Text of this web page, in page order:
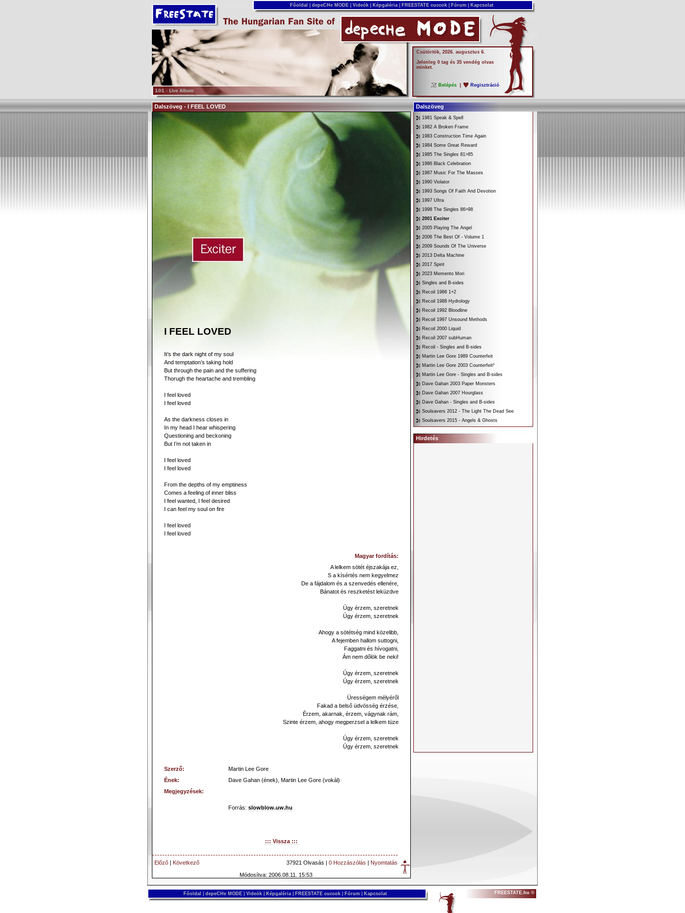
Főoldal depeCHe MODE Videók Képgaléria FREESTATE cuccok Fórum Kapcsolat
Csütörtök, 2026. augusztus 6.
Jelenleg 0 tag és 35 vendég olvas
minket.
Belépés Regisztráció
Dalszöveg - I FEEL LOVED Dalszöveg
I FEEL LOVED
It’s the dark night of my soul
And temptation’s taking hold
But through the pain and the suffering
Thorugh the heartache and trembling
I feel loved
I feel loved
As the darkness closes in
In my head I hear whispering
Questioning and beckoning
But I’m not taken in
I feel loved
I feel loved
From the depths of my emptiness
Comes a feeling of inner bliss
I feel wanted, I feel desired
I can feel my soul on fire
I feel loved
I feel loved
Magyar fordítás:
A lelkem sötét éjszakája ez,
S a kísértés nem kegyelmez
De a fájdalom és a szenvedés ellenére,
Bánatot és reszketést leküzdve
Úgy érzem, szeretnek
Úgy érzem, szeretnek
Ahogy a sötétség mind közelibb,
A fejemben hallom suttogni,
Faggatni és hívogatni,
Ám nem dőlök be neki!
Úgy érzem, szeretnek
Úgy érzem, szeretnek
Ürességem mélyéről
Fakad a belső üdvösség érzése,
Érzem, akarnak, érzem, vágynak rám,
Szinte érzem, ahogy megperzsel a lelkem tüze
Úgy érzem, szeretnek
Úgy érzem, szeretnek
Szerző:
Martin Lee Gore
Ének:
Dave Gahan (ének), Martin Lee Gore (vokál)
Megjegyzések:
Forrás: slowblow.uw.hu
::: Vissza :::
Előző | Következő 37921 Olvasás | 0 Hozzászólás | Nyomtatás
Módosítva: 2006.08.11. 15:53
1981 Speak & Spell
1982 A Broken Frame
1983 Construction Time Again
1984 Some Great Reward
1985 The Singles 81>85
1986 Black Celebration
1987 Music For The Masses
1990 Violator
1993 Songs Of Faith And Devotion
1997 Ultra
1998 The Singles 86>98
2001 Exciter
2005 Playing The Angel
2006 The Best Of - Volume 1
2009 Sounds Of The Universe
2013 Delta Machine
2017 Spirit
2023 Memento Mori
Singles and B-sides
Recoil 1986 1+2
Recoil 1988 Hydrology
Recoil 1992 Bloodline
Recoil 1997 Unsound Methods
Recoil 2000 Liquid
Recoil 2007 subHuman
Recoil - Singles and B-sides
Martin Lee Gore 1989 Counterfeit
Martin Lee Gore 2003 Counterfeit²
Martin Lee Gore - Singles and B-sides
Dave Gahan 2003 Paper Monsters
Dave Gahan 2007 Hourglass
Dave Gahan - Singles and B-sides
Soulsavers 2012 - The Light The Dead See
Soulsavers 2015 - Angels & Ghosts
Hirdetés
Főoldal depeCHe MODE Videók Képgaléria FREESTATE cuccok Fórum Kapcsolat FREESTATE.hu ©